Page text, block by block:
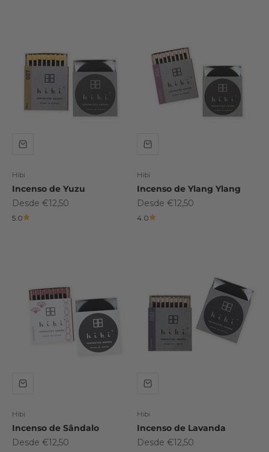
Hibi
Incenso de Yuzu
Preço promocional
Desde €12,50
5.0
Hibi
Incenso de Ylang Ylang
Preço promocional
Desde €12,50
4.0
Hibi
Incenso de Sândalo
Preço promocional
Desde €12,50
Hibi
Incenso de Lavanda
Preço promocional
Desde €12,50